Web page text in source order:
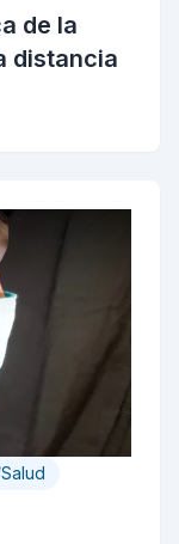
de la
distancia